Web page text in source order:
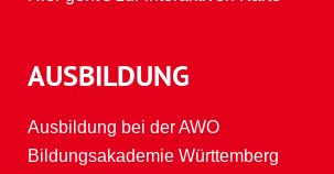
AUSBILDUNG
Ausbildung bei der AWO
Bildungsakademie Württemberg